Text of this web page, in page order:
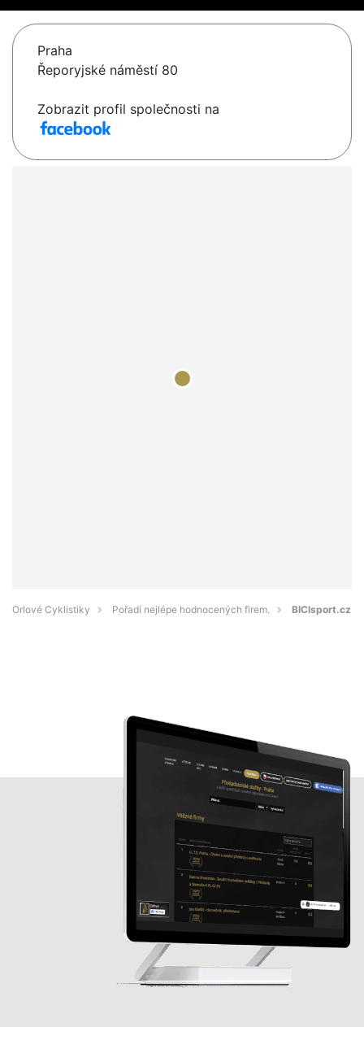
Praha
Řeporyjské náměstí 80
Zobrazit profil společnosti na
Orlové Cyklistiky Pořadí nejlépe hodnocených firem. BICIsport.cz